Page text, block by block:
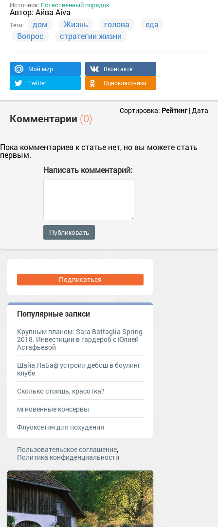
Источник: Естественный порядок
Автор: Айва Aiva
Теги: дом Жизнь голова
еда
Вопрос
стратегии жизни
Мой мир
Вконтакте
Twitter
Одноклассники
Комментарии (0)
Сортировка: Рейтинг|Дата
Пока комментариев к статье нет, но вы можете стать
первым.
Написать комментарий:
Публиковать
Подписаться
Популярные записи
Крупным планом: Sara Battaglia Spring
2018. Инвестиции в гардероб с Юлией
Астафьевой
Шайа ЛаБаф устроил дебош в боулинг
клубе
Сколько стоишь, красотка?
мгновенные консервы
Флуоксетин для похудения
Пользовательское соглашение,
Политика конфиденциальности